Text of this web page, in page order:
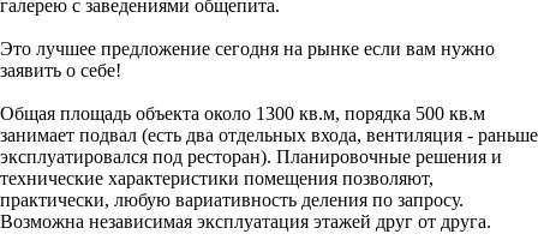
галерею с заведениями общепита.
Это лучшее предложение сегодня на рынке если вам нужно
заявить о себе!
Общая площадь объекта около 1300 кв.м, порядка 500 кв.м
занимает подвал (есть два отдельных входа, вентиляция - раньше
эксплуатировался под ресторан). Планировочные решения и
технические характеристики помещения позволяют,
практически, любую вариативность деления по запросу.
Возможна независимая эксплуатация этажей друг от друга.